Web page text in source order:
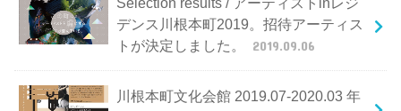
デンス川根本町2019。招待アーティス
トが決定しました。
2019.09.06
川根本町文化会館 2019.07-2020.03 年